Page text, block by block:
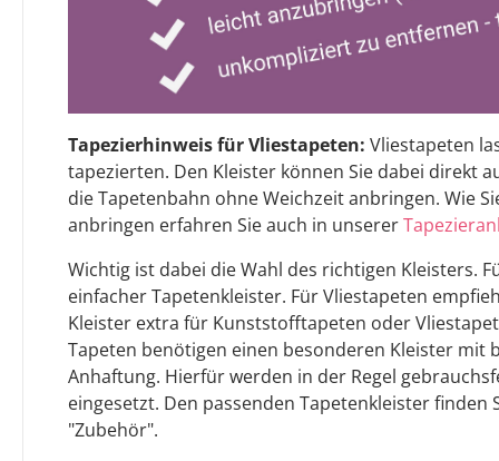
Tapezierhinweis für Vliestapeten: Vliestapeten
tapezierten. Den Kleister können Sie dabei direkt
die Tapetenbahn ohne Weichzeit anbringen. Wie
anbringen erfahren Sie auch in unserer
Wichtig ist dabei die Wahl des richtigen Kleisters.
einfacher Tapetenkleister. Für Vliestapeten
Kleister extra für Kunststofftapeten oder
Tapeten benötigen einen besonderen Kleister mit
Anhaftung. Hierfür werden in der Regel
eingesetzt. Den passenden Tapetenkleister finden
"Zubehör".